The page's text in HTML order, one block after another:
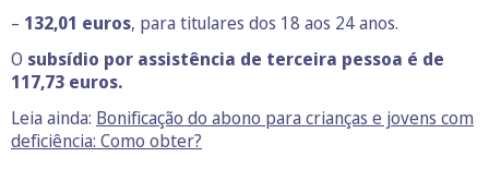
– 132,01 euros, para titulares dos 18 aos 24 anos.
O subsídio por assistência de terceira pessoa é de
117,73 euros.
Leia ainda: Bonificação do abono para crianças e jovens com
deficiência: Como obter?